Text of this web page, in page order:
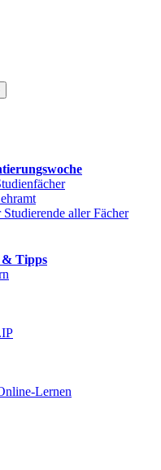
aller Fächer
& Tipps
Lernen